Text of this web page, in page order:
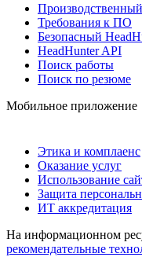
Требования к ПО
Безопасный
HeadHunter API
Поиск работы
Поиск по резюме
Мобильное приложение
Этика и комплаенс
Оказание услуг
Использование
Защита
ИТ аккредитация
На информационном
рекомендательные